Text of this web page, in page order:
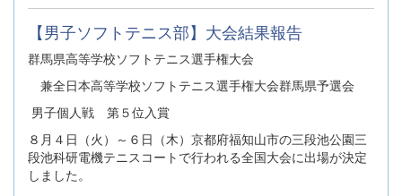
【男子ソフトテニス部】大会結果報告
群馬県高等学校ソフトテニス選手権大会
兼全日本高等学校ソフトテニス選手権大会群馬県予選会
男子個人戦 第５位入賞
８月４日（火）～６日（木）京都府福知山市の三段池公園三
段池科研電機テニスコートで行われる全国大会に出場が決定
しました。